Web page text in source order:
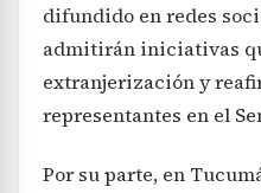
difundido en redes
admitirán iniciativas
extranjerización y
representantes en el
Por su parte, en